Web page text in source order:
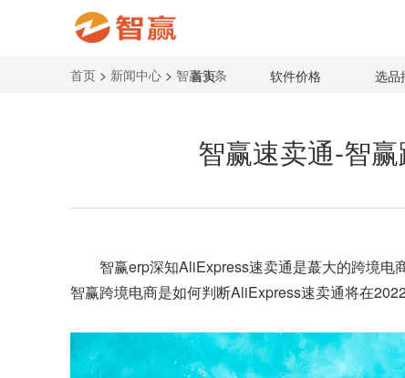
首页 软件价格 选品
首页 > 新闻中心 > 智赢头条
智赢速卖通-智
智赢erp深知AliExpress速卖通是蕞大的跨境电
智赢跨境电商是如何判断AliExpress速卖通将在